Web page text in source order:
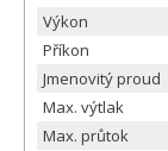
Výkon
Příkon
Jmenovitý proud
Max. výtlak
Max. průtok